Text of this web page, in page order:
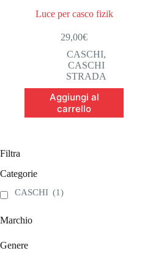
Luce per casco fizik
29,00€
CASCHI,
CASCHI
STRADA
Aggiungi al
carrello
Filtra
Categorie
CASCHI (1)
Marchio
Genere